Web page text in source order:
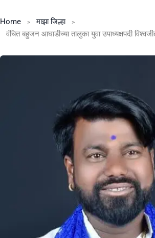
Home
माझा जिल्हा